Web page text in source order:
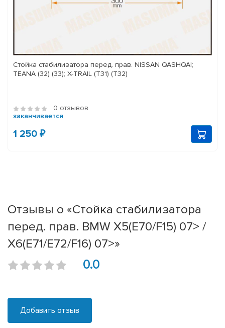
Стойка стабилизатора перед. прав. NISSAN QASHQAI;
TEANA (32) (33); X-TRAIL (T31) (T32)
0 отзывов
заканчивается
1 250 ₽
Отзывы о «Стойка стабилизатора
перед. прав. BMW X5(E70/F15) 07> /
X6(E71/E72/F16) 07>»
0.0
Добавить отзыв